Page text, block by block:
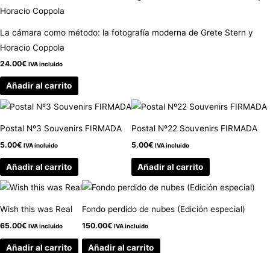
La cámara como método: la fotografía moderna de Grete Stern y
Horacio Coppola
24.00€ IVA incluido
Añadir al carrito
Postal Nº3 Souvenirs FIRMADA
5.00€ IVA incluido
Añadir al carrito
Postal Nº22 Souvenirs FIRMADA
5.00€ IVA incluido
Añadir al carrito
Wish this was Real
65.00€ IVA incluido
Añadir al carrito
Fondo perdido de nubes (Edición especial)
150.00€ IVA incluido
Añadir al carrito